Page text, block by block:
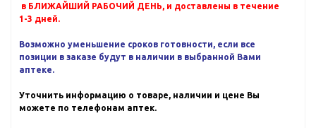
в БЛИЖАЙШИЙ РАБОЧИЙ ДЕНЬ, и доставлены в течение
1-3 дней.
Возможно уменьшение сроков готовности, если все
позиции в заказе будут в наличии в выбранной Вами
аптеке.
Уточнить информацию о товаре, наличии и цене Вы
можете по телефонам аптек.